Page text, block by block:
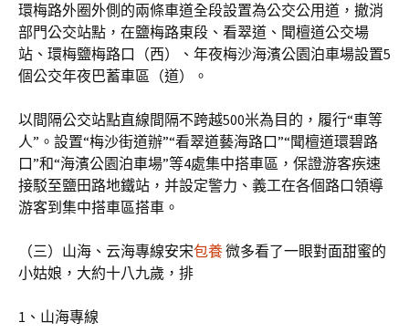
環梅路外圈外側的兩條車道全段設置為公交公用道，撤消
部門公交站點，在鹽梅路東段、看翠道、聞檀道公交場
站、環梅鹽梅路口（西）、年夜梅沙海濱公園泊車場設置5
個公交年夜巴蓄車區（道）。
以間隔公交站點直線間隔不跨越500米為目的，履行“車等
人”。設置“梅沙街道辦”“看翠道藝海路口”“聞檀道環碧路
口”和“海濱公園泊車場”等4處集中搭車區，保證游客疾速
接駁至鹽田路地鐵站，并設定警力、義工在各個路口領導
游客到集中搭車區搭車。
（三）山海、云海專線安宋包養微多看了一眼對面甜蜜的
小姑娘，大約十八九歲，排
1、山海專線